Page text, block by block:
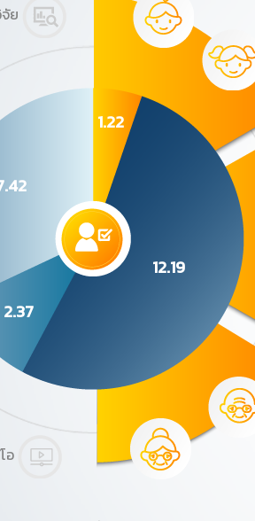
1.22
2.37
12.19
ย
อ